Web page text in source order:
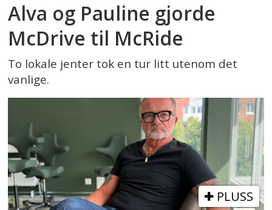
Alva og Pauline gjorde
McDrive til McRide
To lokale jenter tok en tur litt utenom det
vanlige.
PLUSS